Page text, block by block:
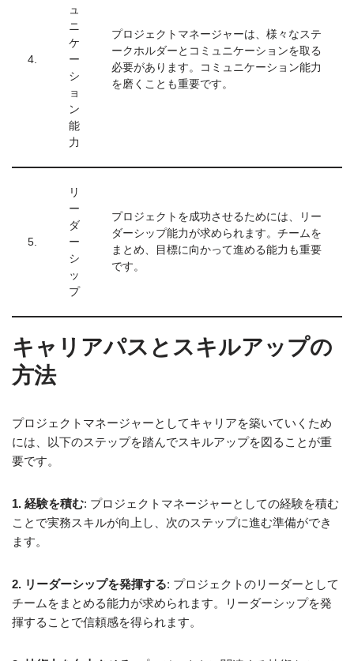
4.
ュ
ニ
ケ
ー
シ
ョ
ン
能
力
プロジェクトマネージャーは、様々なステ
ークホルダーとコミュニケーションを取る
必要があります。コミュニケーション能力
を磨くことも重要です。
5.
リ
ー
ダ
ー
シ
ッ
プ
プロジェクトを成功させるためには、リー
ダーシップ能力が求められます。チームを
まとめ、目標に向かって進める能力も重要
です。
キャリアパスとスキルアップの
方法
プロジェクトマネージャーとしてキャリアを築いていくため
には、以下のステップを踏んでスキルアップを図ることが重
要です。
1. 経験を積む: プロジェクトマネージャーとしての経験を積む
ことで実務スキルが向上し、次のステップに進む準備ができ
ます。
2. リーダーシップを発揮する: プロジェクトのリーダーとして
チームをまとめる能力が求められます。リーダーシップを発
揮することで信頼感を得られます。